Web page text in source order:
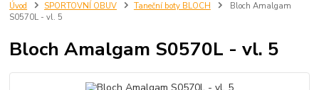
Úvod SPORTOVNÍ OBUV Taneční boty BLOCH
Bloch Amalgam
S0570L - vl. 5
Bloch Amalgam S0570L - vl. 5